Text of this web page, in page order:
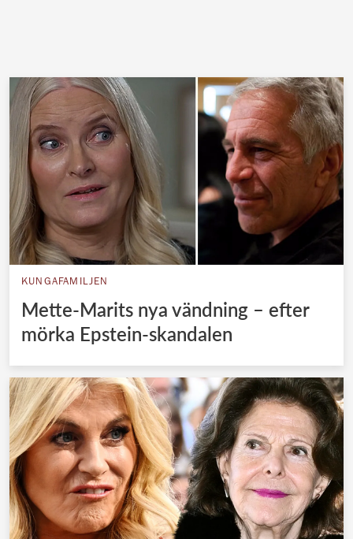
KUNGAFAMILJEN
Mette-Marits nya vändning – efter
mörka Epstein-skandalen